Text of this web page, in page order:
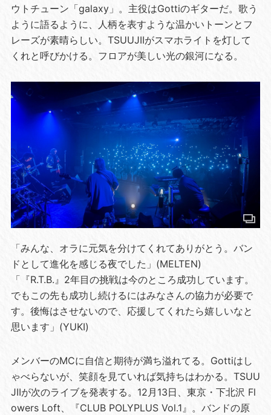
ウトチューン「galaxy」。主役はGottiのギターだ。歌う
ように語るように、人柄を表すような温かいトーンとフ
レーズが素晴らしい。TSUUJIIがスマホライトを灯して
くれと呼びかける。フロアが美しい光の銀河になる。
「みんな、オラに元気を分けてくれてありがとう。バン
ドとして進化を感じる夜でした」(MELTEN)
「『R.T.B.』2年目の挑戦は今のところ成功しています。
でもこの先も成功し続けるにはみなさんの協力が必要で
す。後悔はさせないので、応援してくれたら嬉しいなと
思います」(YUKI)
メンバーのMCに自信と期待が満ち溢れてる。Gottiはし
ゃべらないが、笑顔を見ていれば気持ちはわかる。TSUU
JIIが次のライブを発表する。12月13日、東京・下北沢 Fl
owers Loft、『CLUB POLYPLUS Vol.1』。バンドの原